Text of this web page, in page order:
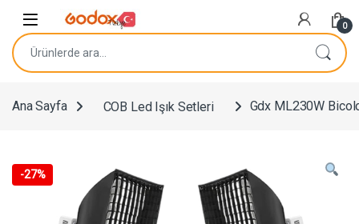
0
Ara:
Ana Sayfa COB Led Işık Setleri Gdx ML230W
-27%